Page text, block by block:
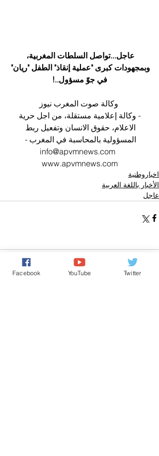
عاجل...تواصل السلطات المغربية،
وبمجهودات كبرى "عملية إنقاذ" الطفل "ريان"
في جوّ مسؤول..!
- وكالة إعلامية مستقلة، من اجل حرية
الاعلام، حقوق الانسان وتفعيل ربط
المسؤولية بالمحاسبة في المغرب -
info@apvmnews.com
www.apvmnews.com
اخباروطنية
الأخبار باللغة العربية
عاجل
تعليقات 0.0/ 5 (0)
Facebook YouTube Twitter